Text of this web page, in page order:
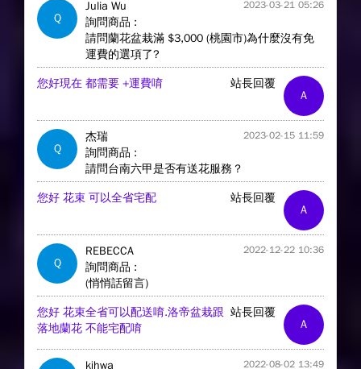
Q
Julia Wu 2023-03-21 05:26
詢問商品 :
請問蘭花盆栽滿 $3,000 (桃園市)為什麼沒有免
運費的選項了?
A
站長回覆
您好現在 都需要 +運費唷
Q
杰瑞 2023-02-15 11:59
詢問商品 :
請問台南六甲是否有送花服務？
A
站長回覆
您好 花束 可以全省宅配
Q
REBECCA 2022-12-22 10:36
詢問商品 :
(悄悄話留言)
A
站長回覆
您好 花束全省可以配送唷.洛帝盆栽跟
落地蘭花 不能宅配唷
kjhwa 2022-08-02 13:49